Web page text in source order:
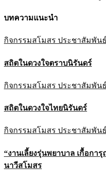
บทความแนะนำ
กิจกรรมสโมสร ประชาสัมพันธ์
สถิตในดวงใจตราบนิรันดร์
กิจกรรมสโมสร ประชาสัมพันธ์
สถิตในดวงใจไทยนิรันดร์
กิจกรรมสโมสร ประชาสัมพันธ์
“งานเลี้ยงรุ่นพยาบาล เกื้อกา
นาวีสโมสร